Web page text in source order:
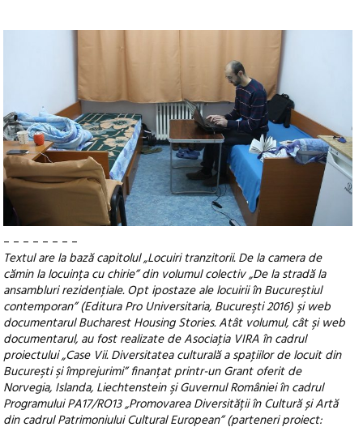
– – – – – – – –
Textul are la bază capitolul „Locuiri tranzitorii. De la camera de
cămin la locuința cu chirie” din volumul colectiv „De la stradă la
ansambluri rezidenţiale. Opt ipostaze ale locuirii în Bucureştiul
contemporan” (Editura Pro Universitaria, Bucureşti 2016) şi web
documentarul Bucharest Housing Stories. Atât volumul, cât şi web
documentarul, au fost realizate de Asociaţia VIRA în cadrul
proiectului „Case Vii. Diversitatea culturală a spaţiilor de locuit din
Bucureşti şi împrejurimi” finanțat printr-un Grant oferit de
Norvegia, Islanda, Liechtenstein şi Guvernul României în cadrul
Programului PA17/RO13 „Promovarea Diversității în Cultură și Artă
din cadrul Patrimoniului Cultural European” (parteneri proiect: